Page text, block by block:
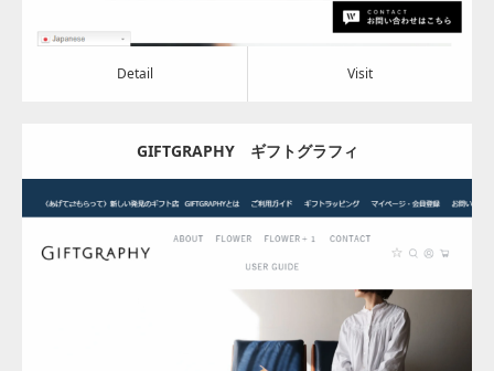
Detail Visit
GIFTGRAPHY ギフトグラフィ
2023.12.27
Category:その他